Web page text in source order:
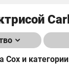
Cox и